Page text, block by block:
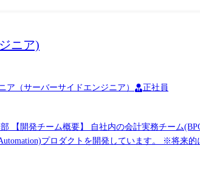
ニア)
ア（サーバーサイドエンジニア） 正社員
【開発チーム概要】 自社内の会計実務チーム
Automation)プロダクトを開発しています。 ※将来